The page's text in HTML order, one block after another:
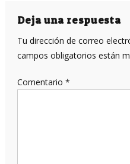
entradas
Deja una respuesta
Tu dirección de correo
campos obligatorios están
Comentario *